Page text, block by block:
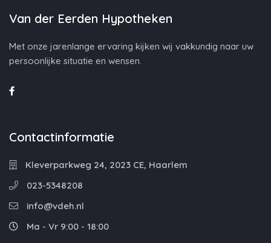
Van der Eerden Hypotheken
Met onze jarenlange ervaring kijken wij vakkundig naar uw
persoonlijke situatie en wensen.
Contactinformatie
Kleverparkweg 24, 2023 CE, Haarlem
023-5348208
info@vdeh.nl
Ma - Vr 9:00 - 18:00